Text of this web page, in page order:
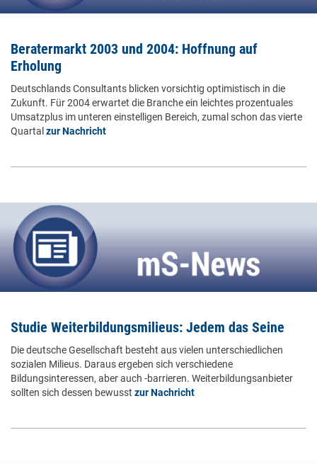
Beratermarkt 2003 und 2004: Hoffnung auf
Erholung
Deutschlands Consultants blicken vorsichtig optimistisch in die
Zukunft. Für 2004 erwartet die Branche ein leichtes prozentuales
Umsatzplus im unteren einstelligen Bereich, zumal schon das vierte
Quartal zur Nachricht
Studie Weiterbildungsmilieus: Jedem das Seine
Die deutsche Gesellschaft besteht aus vielen unterschiedlichen
sozialen Milieus. Daraus ergeben sich verschiedene
Bildungsinteressen, aber auch -barrieren. Weiterbildungsanbieter
sollten sich dessen bewusst zur Nachricht